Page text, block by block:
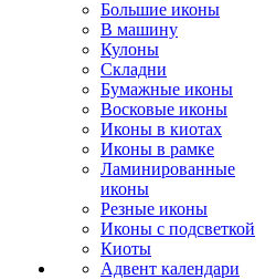
Большие иконы
В машину
Кулоны
Складни
Бумажные иконы
Восковые иконы
Иконы в киотах
Иконы в рамке
Ламинированные
иконы
Резные иконы
Иконы с подсветкой
Киоты
Адвент календари